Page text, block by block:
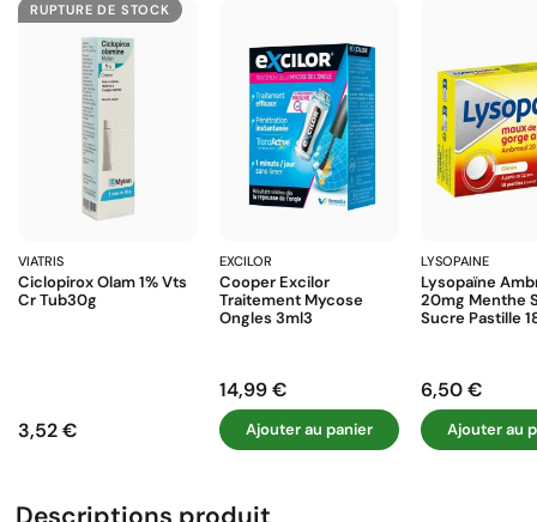
RUPTURE DE STOCK
VIATRIS
Ciclopirox Olam 1% Vts
Cr Tub30g
Prix
3,52 €
EXCILOR
Cooper Excilor
Traitement Mycose
Ongles 3ml3
Prix
14,99 €
Ajouter au panier
LYSOPAINE
Lysopaïne
20mg Menthe
Sucre Pastille
Prix
6,50 €
Ajouter au